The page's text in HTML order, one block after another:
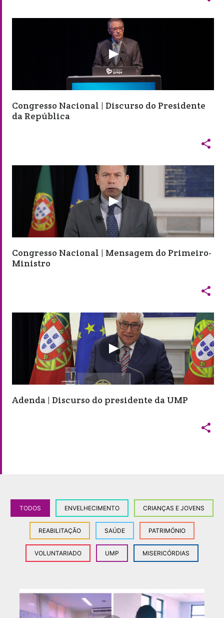
Congresso Nacional | Discurso do Presidente
da República

Congresso Nacional | Mensagem do Primeiro-
Ministro

Adenda | Discurso do presidente da UMP

TODOS ENVELHECIMENTO CRIANÇAS E JOVENS
REABILITAÇÃO SAÚDE PATRIMÓNIO
VOLUNTARIADO UMP MISERICÓRDIAS